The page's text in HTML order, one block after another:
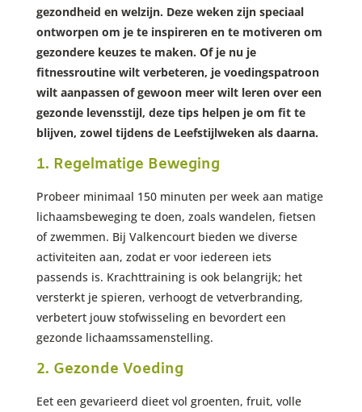
gezondheid en welzijn. Deze weken zijn speciaal
ontworpen om je te inspireren en te motiveren om
gezondere keuzes te maken. Of je nu je
fitnessroutine wilt verbeteren, je voedingspatroon
wilt aanpassen of gewoon meer wilt leren over een
gezonde levensstijl, deze tips helpen je om fit te
blijven, zowel tijdens de Leefstijlweken als daarna.
1. Regelmatige Beweging
Probeer minimaal 150 minuten per week aan matige
lichaamsbeweging te doen, zoals wandelen, fietsen
of zwemmen. Bij Valkencourt bieden we diverse
activiteiten aan, zodat er voor iedereen iets
passends is. Krachttraining is ook belangrijk; het
versterkt je spieren, verhoogt de vetverbranding,
verbetert jouw stofwisseling en bevordert een
gezonde lichaamssamenstelling.
2. Gezonde Voeding
Eet een gevarieerd dieet vol groenten, fruit, volle